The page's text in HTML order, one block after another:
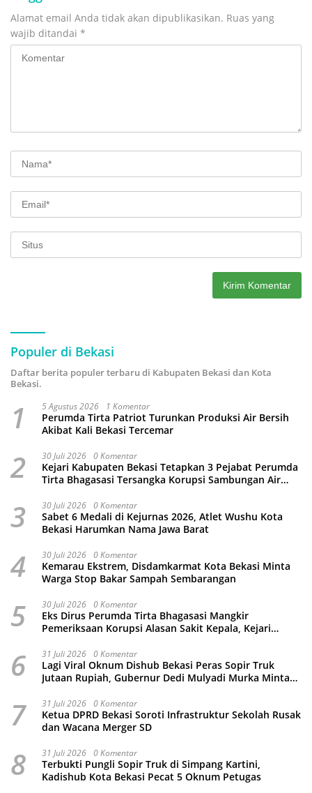
Alamat email Anda tidak akan dipublikasikan. Ruas yang
wajib ditandai *
Populer di Bekasi
Daftar berita populer terbaru di Kabupaten Bekasi dan Kota
Bekasi.
1 5 Agustus 2026 1 Komentar
Perumda Tirta Patriot Turunkan Produksi Air Bersih
Akibat Kali Bekasi Tercemar
2 30 Juli 2026 0 Komentar
Kejari Kabupaten Bekasi Tetapkan 3 Pejabat Perumda
Tirta Bhagasasi Tersangka Korupsi Sambungan Air
3 30 Juli 2026 0 Komentar
Sabet 6 Medali di Kejurnas 2026, Atlet Wushu Kota
Bekasi Harumkan Nama Jawa Barat
4 30 Juli 2026 0 Komentar
Kemarau Ekstrem, Disdamkarmat Kota Bekasi Minta
Warga Stop Bakar Sampah Sembarangan
5 30 Juli 2026 0 Komentar
Eks Dirus Perumda Tirta Bhagasasi Mangkir
Pemeriksaan Korupsi Alasan Sakit Kepala, Kejari
6 31 Juli 2026 0 Komentar
Lagi Viral Oknum Dishub Bekasi Peras Sopir Truk
Jutaan Rupiah, Gubernur Dedi Mulyadi Murka Minta
7 31 Juli 2026 0 Komentar
Ketua DPRD Bekasi Soroti Infrastruktur Sekolah Rusak
dan Wacana Merger SD
8 31 Juli 2026 0 Komentar
Terbukti Pungli Sopir Truk di Simpang Kartini,
Kadishub Kota Bekasi Pecat 5 Oknum Petugas